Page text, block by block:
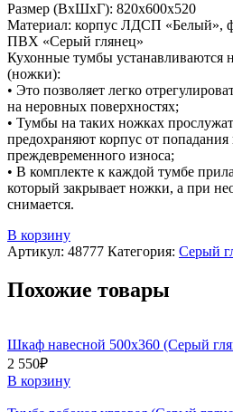
Размер (ВхШхГ): 820х600х520
Материал: корпус ЛДСП «Белый»,
ПВХ «Серый глянец»
Кухонные тумбы устанавливаются
(ножки):
• Это позволяет легко
на неровных поверхностях;
• Тумбы на таких ножках
предохраняют корпус от попадания
преждевременного износа;
• В комплекте к каждой тумбе
который закрывает ножки, а при
снимается.
В корзину
Артикул: 48777 Категория: Серый
Похожие товары
Шкаф навесной 500х360 (Серый
2 550₽
В корзину